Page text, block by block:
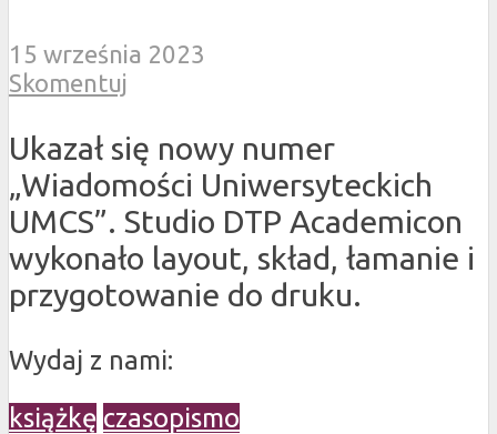
15 września 2023
Skomentuj
Ukazał się nowy numer
„Wiadomości Uniwersyteckich
UMCS”. Studio DTP Academicon
wykonało layout, skład, łamanie i
przygotowanie do druku.
Wydaj z nami:
książkę czasopismo